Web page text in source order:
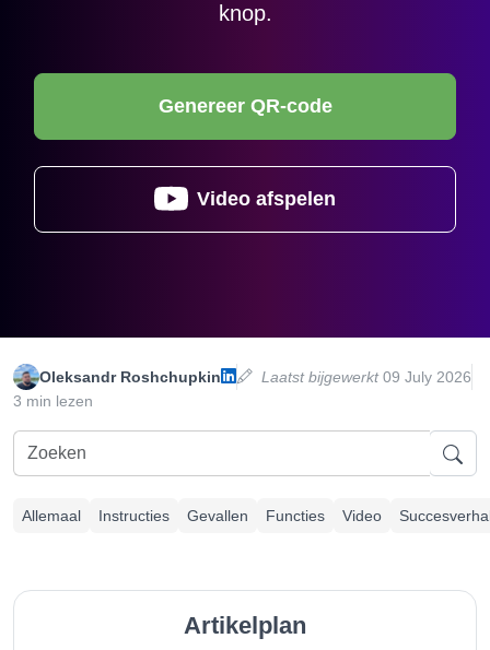
knop.
Genereer QR-code
Video afspelen
Oleksandr Roshchupkin Laatst bijgewerkt09 July 2026
3 min lezen
Allemaal Instructies Gevallen Functies Video
Artikelplan